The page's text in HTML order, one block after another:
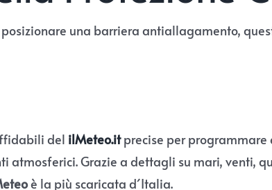
posizionare una barriera antiallagamento,
del ilMeteo.itprecise per programmare
Grazie a dettagli su mari, venti,
è la più scaricata d´Italia.